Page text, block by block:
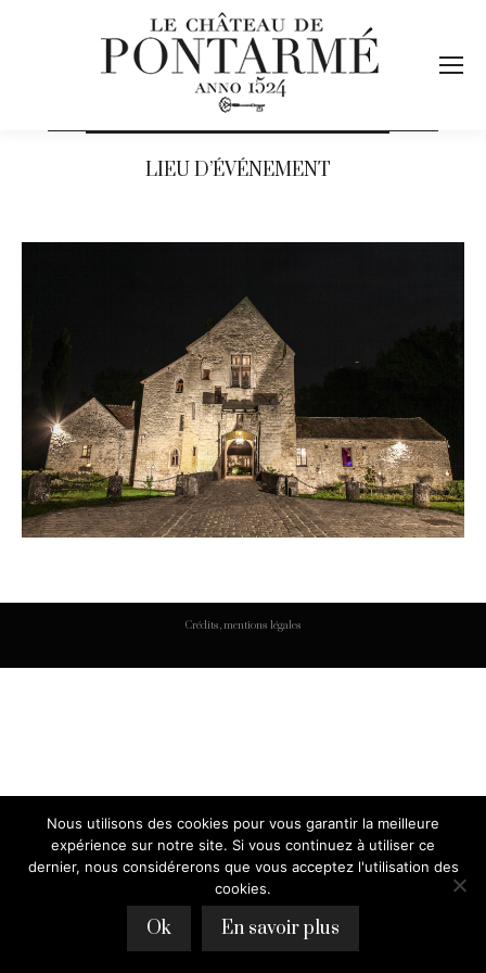
LIEU D’ÉVÉNEMENT
Crédits, mentions légales
Nous utilisons des cookies pour vous garantir la meilleure
expérience sur notre site. Si vous continuez à utiliser ce
dernier, nous considérerons que vous acceptez l'utilisation des
cookies.
Ok En savoir plus